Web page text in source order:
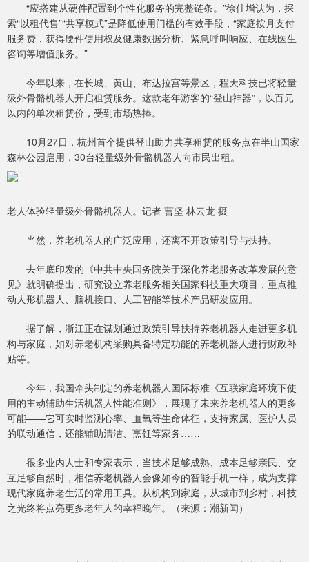
“应搭建从硬件配置到个性化服务的完整链条。”徐佳增认为，探
索“以租代售”“共享模式”是降低使用门槛的有效手段，“家庭按月支付
服务费，获得硬件使用权及健康数据分析、紧急呼叫响应、在线医生
咨询等增值服务。”
今年以来，在长城、黄山、布达拉宫等景区，程天科技已将轻量
级外骨骼机器人开启租赁服务。这款老年游客的“登山神器”，以百元
以内的单次租赁价，受到市场热捧。
10月27日，杭州首个提供登山助力共享租赁的服务点在半山国家
森林公园启用，30台轻量级外骨骼机器人向市民出租。
老人体验轻量级外骨骼机器人。记者 曹坚 林云龙 摄
当然，养老机器人的广泛应用，还离不开政策引导与扶持。
去年底印发的《中共中央国务院关于深化养老服务改革发展的意
见》就明确提出，研究设立养老服务相关国家科技重大项目，重点推
动人形机器人、脑机接口、人工智能等技术产品研发应用。
据了解，浙江正在谋划通过政策引导扶持养老机器人走进更多机
构与家庭，如对养老机构采购具备特定功能的养老机器人进行财政补
贴等。
今年，我国牵头制定的养老机器人国际标准《互联家庭环境下使
用的主动辅助生活机器人性能准则》，展现了未来养老机器人的更多
可能——它可实时监测心率、血氧等生命体征，支持家属、医护人员
的联动通信，还能辅助清洁、烹饪等家务……
很多业内人士和专家表示，当技术足够成熟、成本足够亲民、交
互足够自然时，相信养老机器人会像如今的智能手机一样，成为支撑
现代家庭养老生活的常用工具。从机构到家庭，从城市到乡村，科技
之光终将点亮更多老年人的幸福晚年。（来源：潮新闻）